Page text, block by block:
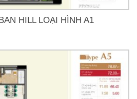
HILL LOẠI HÌNH A1